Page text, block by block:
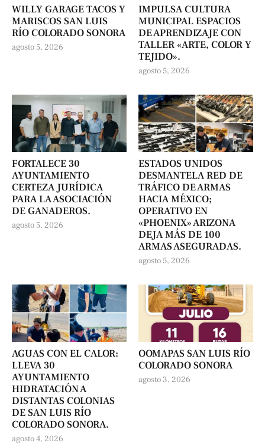
WILLY GARAGE TACOS Y
MARISCOS SAN LUIS
RÍO COLORADO SONORA
agosto 5, 2026
IMPULSA CULTURA
MUNICIPAL ESPACIOS
DE APRENDIZAJE CON
TALLER «ARTE, COLOR Y
TEJIDO».
agosto 5, 2026
FORTALECE 30
AYUNTAMIENTO
CERTEZA JURÍDICA
PARA LA ASOCIACIÓN
DE GANADEROS.
agosto 5, 2026
ESTADOS UNIDOS
DESMANTELA RED DE
TRÁFICO DE ARMAS
HACIA MÉXICO;
OPERATIVO EN
«PHOENIX» ARIZONA
DEJA MÁS DE 100
ARMAS ASEGURADAS.
agosto 5, 2026
AGUAS CON EL CALOR:
LLEVA 30
AYUNTAMIENTO
HIDRATACIÓN A
DISTANTAS COLONIAS
DE SAN LUIS RÍO
COLORADO SONORA.
agosto 4, 2026
OOMAPAS SAN LUIS RÍO
COLORADO SONORA
agosto 3, 2026